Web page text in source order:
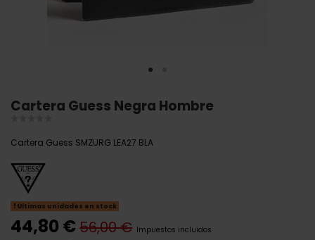
Cartera Guess Negra Hombre
Cartera Guess SMZURG LEA27 BLA
Últimas unidades en stock
44,80 €56,00 € Impuestos incluidos